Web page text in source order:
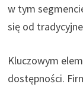
w tym
się od
Kluczowym
dostępności.